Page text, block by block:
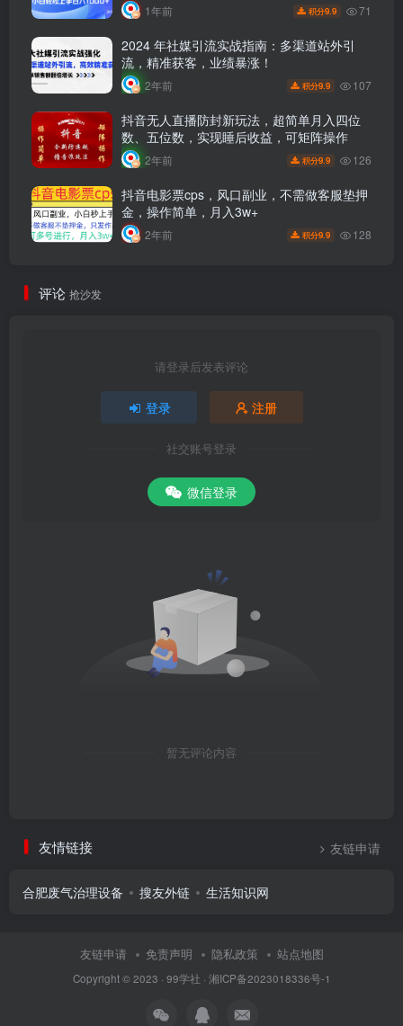
1年前 积分9.9 71
2024 年社媒引流实战指南：多渠道站外引
流，精准获客，业绩暴涨！
2年前 积分9.9 107
抖音无人直播防封新玩法，超简单月入四位
数、五位数，实现睡后收益，可矩阵操作
2年前 积分9.9 126
抖音电影票cps，风口副业，不需做客服垫押
金，操作简单，月入3w+
2年前 积分9.9 128
评论 抢沙发
请登录后发表评论
登录 注册
社交账号登录
微信登录
暂无评论内容
友情链接 友链申请
合肥废气治理设备 搜友外链 生活知识网
友链申请 免责声明 隐私政策 站点地图
Copyright © 2023 · 99学社 · 湘ICP备2023018336号-1